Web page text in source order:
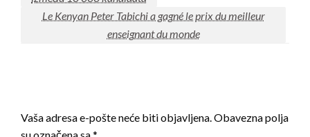
Le Kenyan Peter Tabichi a gagné le prix du meilleur
enseignant du monde
Vaša adresa e-pošte neće biti objavljena. Obavezna polja
su označena sa*